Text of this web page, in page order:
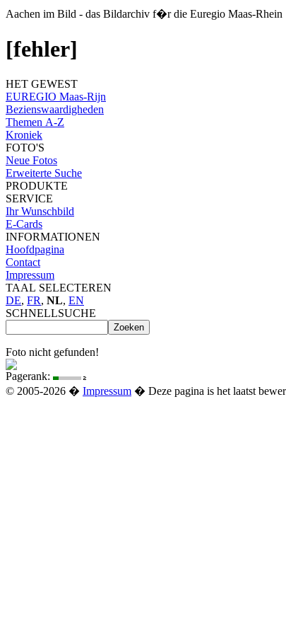
Aachen im Bild - das Bildarchiv f�r die Euregio Maas-Rhein
[fehler]
HET GEWEST
EUREGIO Maas-Rijn
Bezienswaardigheden
Themen A-Z
Kroniek
FOTO'S
Neue Fotos
Erweiterte Suche
PRODUKTE
SERVICE
Ihr Wunschbild
E-Cards
INFORMATIONEN
Hoofdpagina
Contact
Impressum
TAAL SELECTEREN
DE, FR, NL, EN
SCHNELLSUCHE
Foto nicht gefunden!
Pagerank:
© 2005-2026 � Impressum � Deze pagina is het laatst